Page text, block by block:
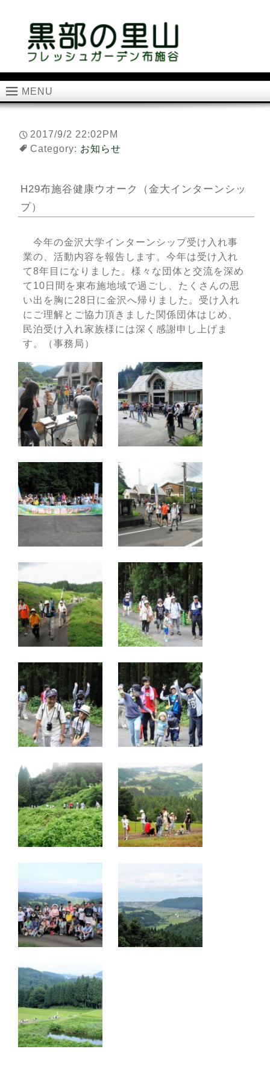
MENU
2017/9/2 22:02PM
Category: お知らせ
H29布施谷健康ウオーク（金大インターンシッ
プ）
今年の金沢大学インターンシップ受け入れ事
業の、活動内容を報告します。今年は受け入れ
て8年目になりました。様々な団体と交流を深め
て10日間を東布施地域で過ごし、たくさんの思
い出を胸に28日に金沢へ帰りました。受け入れ
にご理解とご協力頂きました関係団体はじめ、
民泊受け入れ家族様には深く感謝申し上げま
す。（事務局）